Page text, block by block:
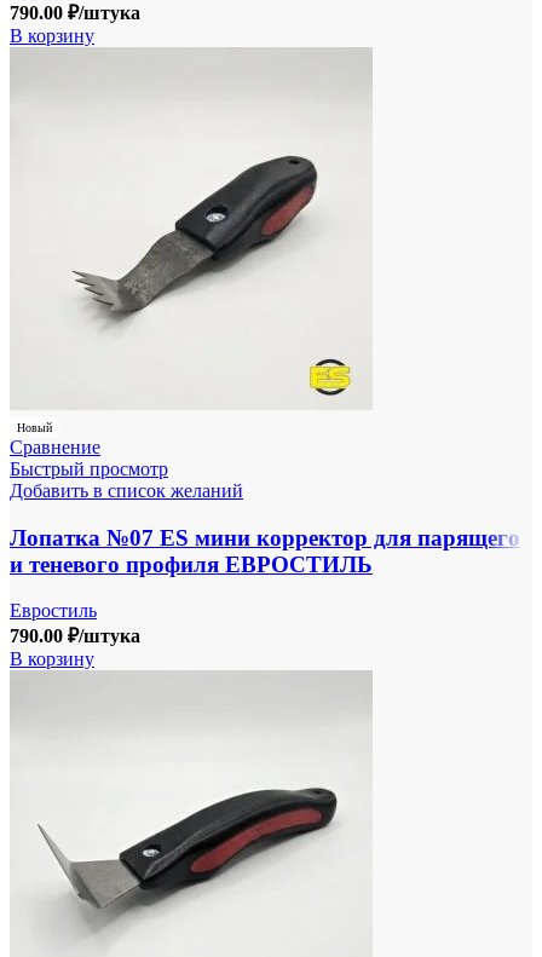
790.00 ₽/штука
В корзину
Новый
Сравнение
Быстрый просмотр
Добавить в список желаний
Лопатка №07 ES мини корректор для парящего
и теневого профиля ЕВРОСТИЛЬ
Евростиль
790.00 ₽/штука
В корзину